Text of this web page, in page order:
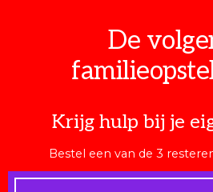
De
Krijg hulp bij je
Bestel een van de 3